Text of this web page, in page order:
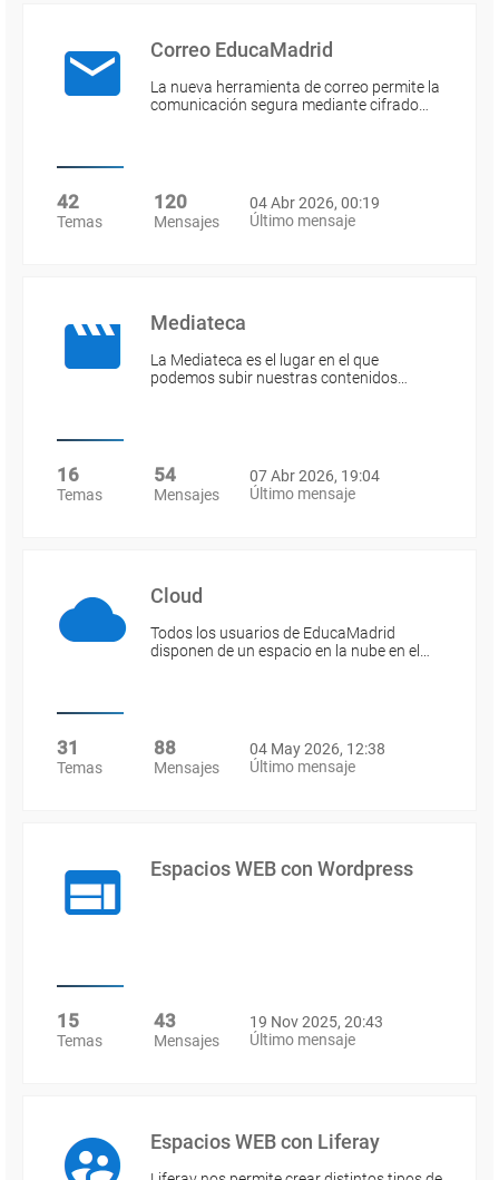
Correo EducaMadrid
La nueva herramienta de correo permite la
comunicación segura mediante cifrado…
42
Temas
120
Mensajes
04 Abr 2026, 00:19
Último mensaje
Mediateca
La Mediateca es el lugar en el que
podemos subir nuestras contenidos…
16
Temas
54
Mensajes
07 Abr 2026, 19:04
Último mensaje
Cloud
Todos los usuarios de EducaMadrid
disponen de un espacio en la nube en el…
31
Temas
88
Mensajes
04 May 2026, 12:38
Último mensaje
Espacios WEB con Wordpress
15
Temas
43
Mensajes
19 Nov 2025, 20:43
Último mensaje
Espacios WEB con Liferay